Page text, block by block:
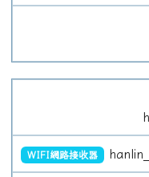
左邊區域內容